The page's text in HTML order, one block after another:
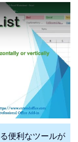
便利なツールが